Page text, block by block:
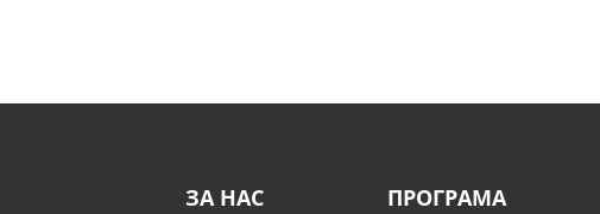
ЗА НАС ПРОГРАМА